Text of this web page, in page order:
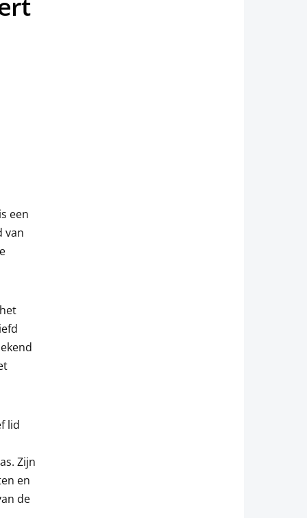
een
van
lid
Zijn
en
de